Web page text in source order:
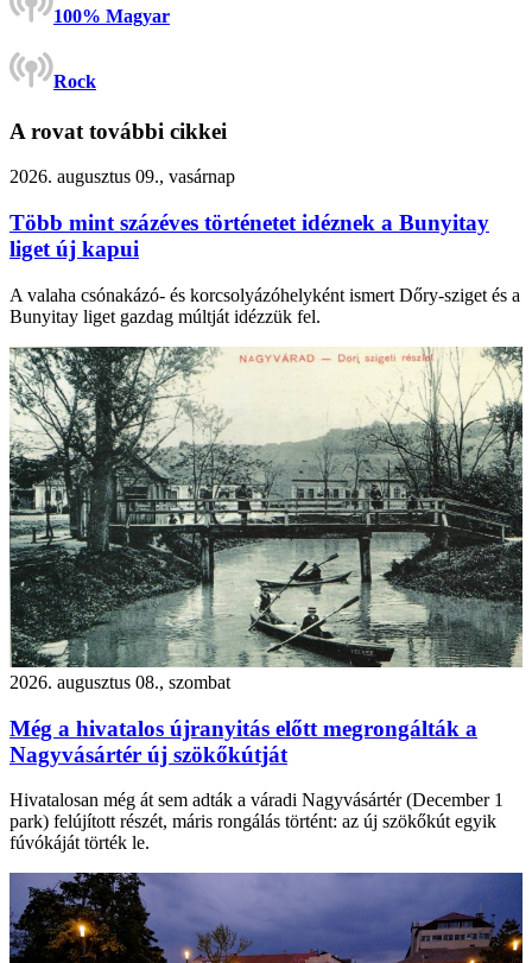
100% Magyar
Rock
A rovat további cikkei
2026. augusztus 09., vasárnap
Több mint százéves történetet idéznek a Bunyitay
liget új kapui
A valaha csónakázó- és korcsolyázóhelyként ismert Dőry-sziget és a
Bunyitay liget gazdag múltját idézzük fel.
2026. augusztus 08., szombat
Még a hivatalos újranyitás előtt megrongálták a
Nagyvásártér új szökőkútját
Hivatalosan még át sem adták a váradi Nagyvásártér (December 1
park) felújított részét, máris rongálás történt: az új szökőkút egyik
fúvókáját törték le.